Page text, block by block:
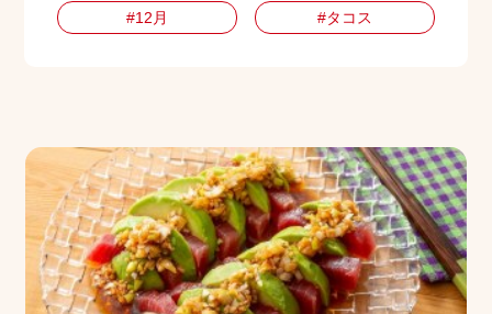
#12月 #タコス